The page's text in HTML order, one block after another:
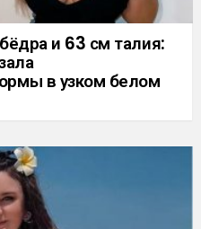
и 63 см талия:
в узком белом